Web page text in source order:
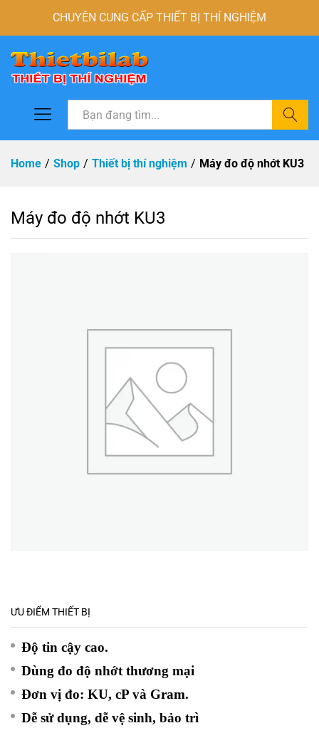
CHUYÊN CUNG CẤP THIẾT BỊ THÍ NGHIỆM
Tìm
Home / Shop / Thiết bị thí nghiệm / Máy đo độ nhớt KU3
Máy đo độ nhớt KU3
ƯU ĐIỂM THIẾT BỊ
Độ tin cậy cao.
Dùng đo độ nhớt thương mại
Đơn vị đo: KU, cP và Gram.
Dễ sử dụng, dễ vệ sinh, bảo trì